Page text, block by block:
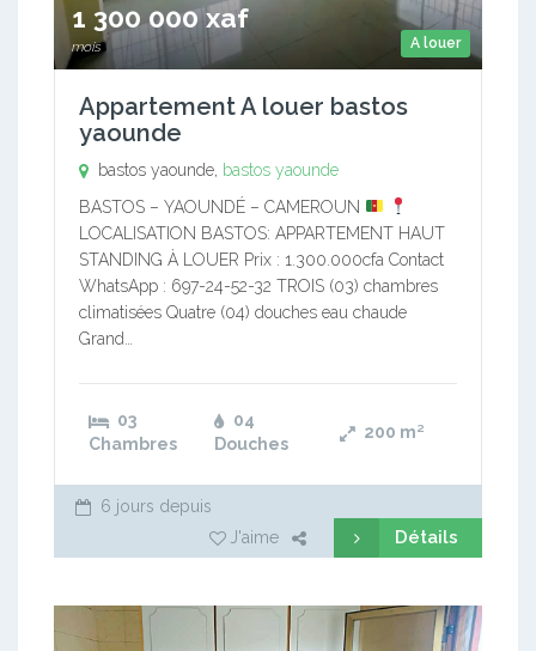
A louer
1 300 000 xaf
mois
Appartement A louer bastos
yaounde
bastos yaounde, bastos yaounde
BASTOS – YAOUNDÉ – CAMEROUN
LOCALISATION BASTOS: APPARTEMENT HAUT
STANDING À LOUER Prix : 1.300.000cfa Contact
WhatsApp : 697-24-52-32 TROIS (03) chambres
climatisées Quatre (04) douches eau chaude
Grand…
03
Chambres
04
Douches
200 m²
6 jours depuis
J'aime
Détails